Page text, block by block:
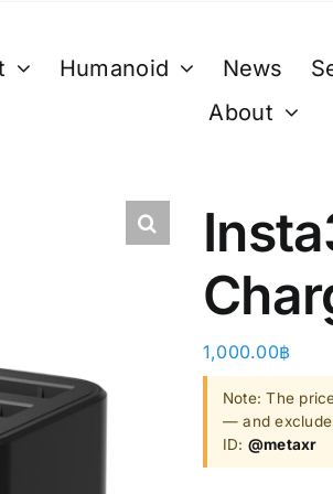
Ray-Ban Meta Glasses
Humanoid News
About
1,000.00฿
Note: The
— and
ID: @metaxr